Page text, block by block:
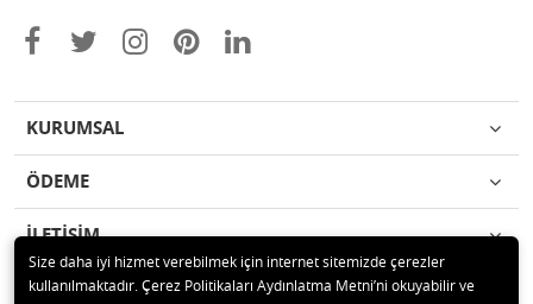
KURUMSAL
ÖDEME
İLETİŞİM
© 2020 Ufuk Şaka Oyunları ve Parti Malzemeleri Merkezi Tüm hakları
Size daha iyi hizmet verebilmek için internet sitemizde çerezler
kullanılmaktadır. Çerez Politikaları Aydınlatma Metni’ni okuyabilir ve